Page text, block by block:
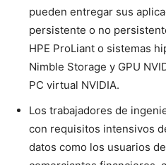
pueden entregar sus
persistente o no
HPE ProLiant o sistemas
Nimble Storage y GPU
PC virtual NVIDIA.
Los trabajadores de
con requisitos intensivos
datos como los usuarios